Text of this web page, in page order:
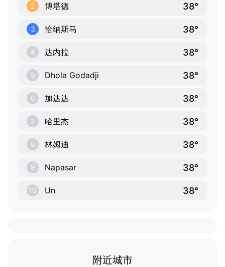
2 博塔德 38°
3 恰纳斯马 38°
4 达内拉 38°
5 Dhola Godadji 38°
6 加达达 38°
7 哈里杰 38°
8 林姆迪 38°
9 Napasar 38°
10 Un 38°
附近城市